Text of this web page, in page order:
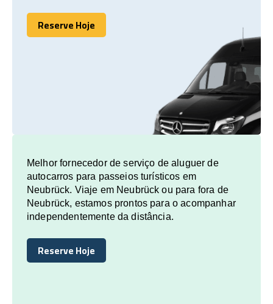
Reserve Hoje
Reserve Hoje
Melhor fornecedor de serviço de aluguer de
autocarros para passeios turísticos em
Neubrück. Viaje em Neubrück ou para fora de
Neubrück, estamos prontos para o acompanhar
independentemente da distância.
Reserve Hoje
Reserve Hoje